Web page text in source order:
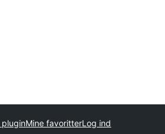
Mine favoritterLog ind